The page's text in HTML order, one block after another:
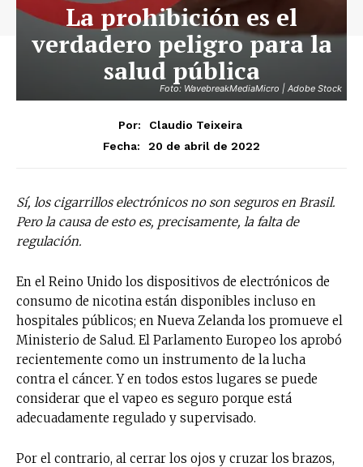
Foto: WavebreakMediaMicro | Adobe Stock
La prohibición es el
verdadero peligro para la
salud pública
Por:
Claudio Teixeira
Fecha:
20 de abril de 2022
Sí, los cigarrillos electrónicos no son seguros en Brasil.
Pero la causa de esto es, precisamente, la falta de
regulación.
En el Reino Unido los dispositivos de electrónicos de
consumo de nicotina están disponibles incluso en
hospitales públicos; en Nueva Zelanda los promueve el
Ministerio de Salud. El Parlamento Europeo los aprobó
recientemente como un instrumento de la lucha
contra el cáncer. Y en todos estos lugares se puede
considerar que el vapeo es seguro porque está
adecuadamente regulado y supervisado.
Por el contrario, al cerrar los ojos y cruzar los brazos,